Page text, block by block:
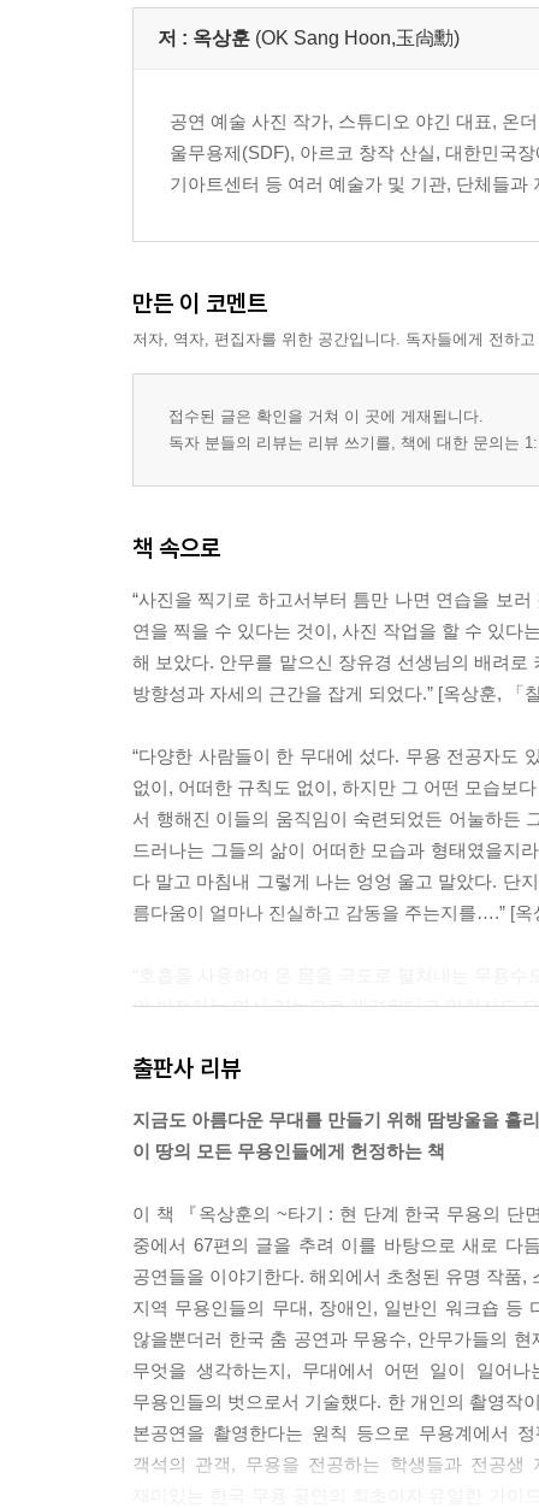
이루다, 장혜림, 파트리치아 카롤린 마이, 이동하,
[00] [셔터 너머의 춤, 근육이 남긴 시간] 최해리
저 : 옥상훈 (OK Sang Hoon,玉尙勳)
공연 예술 사진 작가, 스튜디오 야긴 대표, 온
울무용제(SDF), 아르코 창작 산실, 대한민국
기아트센터 등 여러 예술가 및 기관, 단체들과
만든 이 코멘트
저자, 역자, 편집자를 위한 공간입니다. 독자들에게 전하
접수된 글은 확인을 거쳐 이 곳에 게재됩니다.
독자 분들의 리뷰는 리뷰 쓰기를, 책에 대한 문의는
책 속으로
“사진을 찍기로 하고서부터 틈만 나면 연습을 보
연을 찍을 수 있다는 것이, 사진 작업을 할 수 있다
해 보았다. 안무를 맡으신 장유경 선생님의 배려
방향성과 자세의 근간을 잡게 되었다.” [옥상훈, 「
“다양한 사람들이 한 무대에 섰다. 무용 전공자도
없이, 어떠한 규칙도 없이, 하지만 그 어떤 모습보
서 행해진 이들의 움직임이 숙련되었든 어눌하든
드러나는 그들의 삶이 어떠한 모습과 형태였을지
다 말고 마침내 그렇게 나는 엉엉 울고 말았다. 단
름다움이 얼마나 진실하고 감동을 주는지를….” [
의 발전하는 연사 기능으로 해결된다고 말할지도
전후 상황이 있기에 완벽하게 수행해 낸 동작의
에서]
제도 있고, 작품의 흐름이 깨지지 않을까 염려도
무대 감독님, 조명 감독님 외 그 밖의 여러 스태프
안에 끼어든다는 건 공연 구성원들의 이해와 양해
임한다. 그리고 공연의 호흡과 흐름을 탄다. 시간
된다. 그 무게를 알기에 현장성과 생동감을 최대
에서]
“좋은 공연 사진은 물론 이미지도 좋아야겠지만,
취해 주관적 관점으로 작품을 대하다 보면 무대에
출판사 리뷰
지금도 아름다운 무대를 만들기 위해 땀방울을 흘
이 땅의 모든 무용인들에게 헌정하는 책
이 책 『옥상훈의 ~타기 : 현 단계 한국 무용의 단
중에서 67편의 글을 추려 이를 바탕으로 새로 다
공연들을 이야기한다. 해외에서 초청된 유명 작품
지역 무용인들의 무대, 장애인, 일반인 워크숍 등
않을뿐더러 한국 춤 공연과 무용수, 안무가들의
무엇을 생각하는지, 무대에서 어떤 일이 일어
무용인들의 벗으로서 기술했다. 한 개인의 촬영작
본공연을 촬영한다는 원칙 등으로 무용계에서
객석의 관객, 무용을 전공하는 학생들과 전공